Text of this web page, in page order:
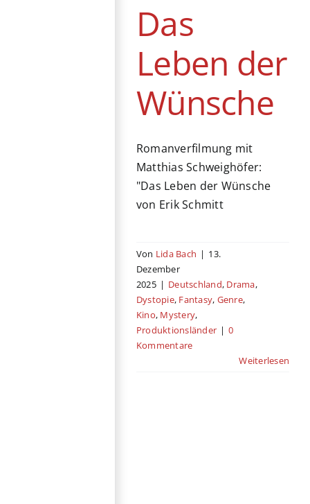
Das
Leben der
Wünsche
Romanverfilmung mit
Matthias Schweighöfer:
"Das Leben der Wünsche
von Erik Schmitt
Von Lida Bach | 13.
Dezember
2025 | Deutschland, Drama,
Dystopie, Fantasy, Genre,
Kino, Mystery,
Produktionsländer | 0
Kommentare
Weiterlesen